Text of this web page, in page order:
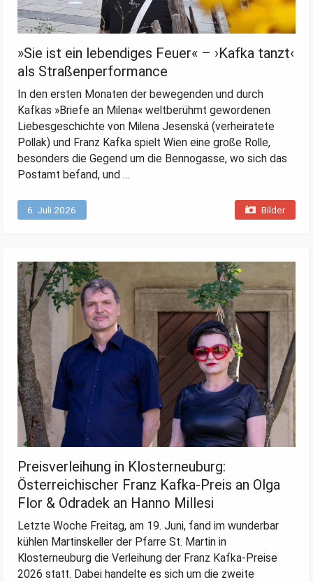
»Sie ist ein lebendiges Feuer« – ›Kafka tanzt‹
als Straßenperformance
In den ersten Monaten der bewegenden und durch
Kafkas »Briefe an Milena« weltberühmt gewordenen
Liebesgeschichte von Milena Jesenská (verheiratete
Pollak) und Franz Kafka spielt Wien eine große Rolle,
besonders die Gegend um die Bennogasse, wo sich das
Postamt befand, und …
6. Juli 2026 Bilder
Preisverleihung in Klosterneuburg:
Österreichischer Franz Kafka-Preis an Olga
Flor & Odradek an Hanno Millesi
Letzte Woche Freitag, am 19. Juni, fand im wunderbar
kühlen Martinskeller der Pfarre St. Martin in
Klosterneuburg die Verleihung der Franz Kafka-Preise
2026 statt. Dabei handelte es sich um die zweite